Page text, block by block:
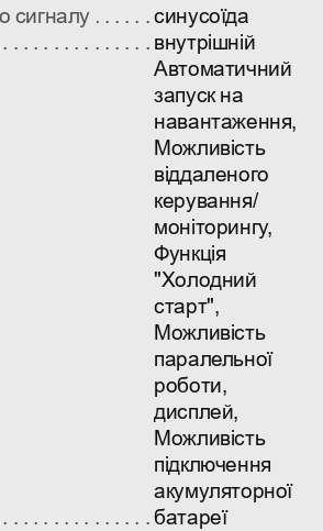
сигналу
синусоїда
внутрішній
Автоматичний
запуск на
навантаження,
Можливість
віддаленого
керування/
моніторингу,
Функція
"Холодний
старт",
Можливість
паралельної
роботи,
дисплей,
Можливість
підключення
акумуляторної
батареї